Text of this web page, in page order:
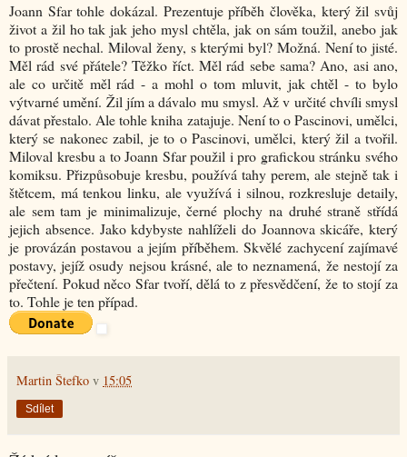
Joann Sfar tohle dokázal. Prezentuje příběh člověka, který žil svůj
život a žil ho tak jak jeho mysl chtěla, jak on sám toužil, anebo jak
to prostě nechal. Miloval ženy, s kterými byl? Možná. Není to jisté.
Měl rád své přátele? Těžko říct. Měl rád sebe sama? Ano, asi ano,
ale co určitě měl rád - a mohl o tom mluvit, jak chtěl - to bylo
výtvarné umění. Žil jím a dávalo mu smysl. Až v určité chvíli smysl
dávat přestalo. Ale tohle kniha zatajuje. Není to o Pascinovi, umělci,
který se nakonec zabil, je to o Pascinovi, umělci, který žil a tvořil.
Miloval kresbu a to Joann Sfar použil i pro grafickou stránku svého
komiksu. Přizpůsobuje kresbu, používá tahy perem, ale stejně tak i
štětcem, má tenkou linku, ale využívá i silnou, rozkresluje detaily,
ale sem tam je minimalizuje, černé plochy na druhé straně střídá
jejich absence. Jako kdybyste nahlíželi do Joannova skicáře, který
je provázán postavou a jejím příběhem. Skvělé zachycení zajímavé
postavy, jejíž osudy nejsou krásné, ale to neznamená, že nestojí za
přečtení. Pokud něco Sfar tvoří, dělá to z přesvědčení, že to stojí za
to. Tohle je ten případ.
Martin Štefko v 15:05
Sdílet